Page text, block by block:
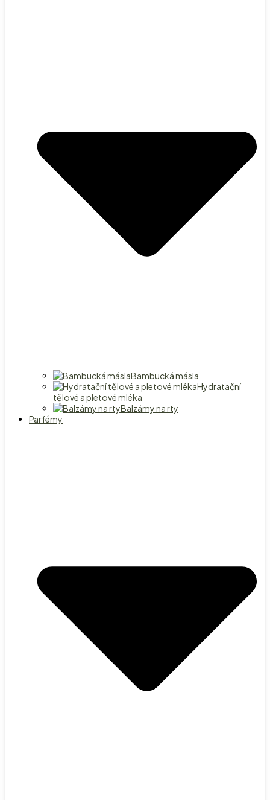
Bambucká másla
Hydratační
tělové a pletové mléka
Balzámy na rty
Parfémy